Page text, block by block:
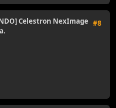
#8
Celestron NexImage